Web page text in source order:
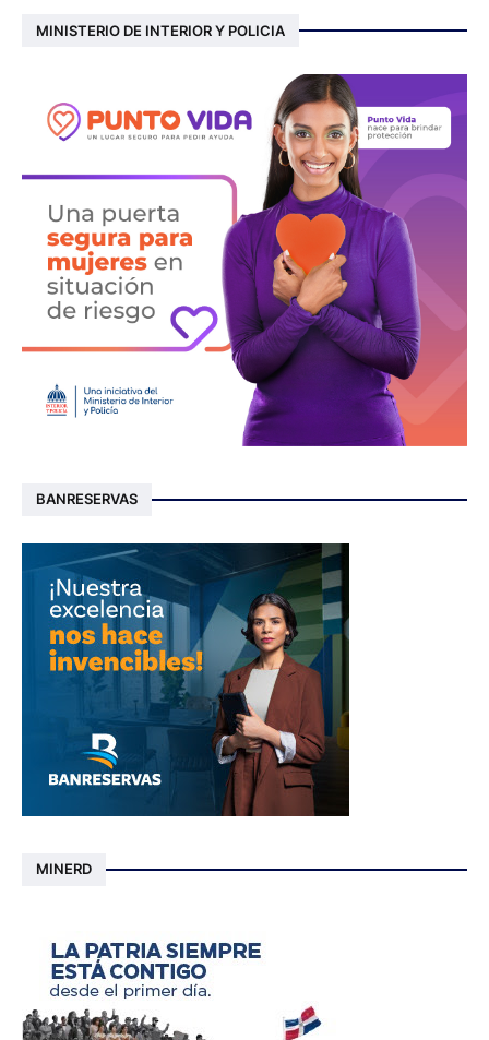
MINISTERIO DE INTERIOR Y POLICIA
BANRESERVAS
MINERD